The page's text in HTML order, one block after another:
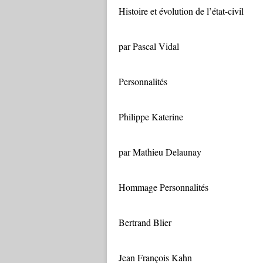
Histoire et évolution de l’état-civil
par Pascal Vidal
Personnalités
Philippe Katerine
par Mathieu Delaunay
Hommage Personnalités
Bertrand Blier
Jean François Kahn